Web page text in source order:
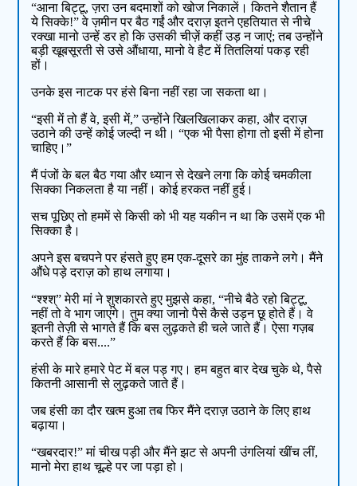
“आना बिट्टू, ज़रा उन बदमाशों को खोज निकालें। कितने शैतान हैं
ये सिक्के!” वे ज़मीन पर बैठ गईं और दराज़ इतने एहतियात से नीचे
रक्खा मानो उन्हें डर हो कि उसकी चीज़ें कहीं उड़ न जाएं; तब उन्होंने
बड़ी खूबसूरती से उसे औंधाया, मानो वे हैट में तितलियां पकड़ रही
हों।
उनके इस नाटक पर हंसे बिना नहीं रहा जा सकता था।
“इसी में तो हैं वे, इसी में,” उन्होंने खिलखिलाकर कहा, और दराज़
उठाने की उन्हें कोई जल्दी न थी। “एक भी पैसा होगा तो इसी में होना
चाहिए।”
मैं पंजों के बल बैठ गया और ध्यान से देखने लगा कि कोई चमकीला
सिक्का निकलता है या नहीं। कोई हरकत नहीं हुई।
सच पूछिए तो हममें से किसी को भी यह यकीन न था कि उसमें एक भी
सिक्का है।
अपने इस बचपने पर हंसते हुए हम एक-दूसरे का मुंह ताकने लगे। मैंने
औंधे पड़े दराज़ को हाथ लगाया।
“श्श्श्” मेरी मां ने शुशकारते हुए मुझसे कहा, “नीचे बैठे रहो बिट्टू,
नहीं तो वे भाग जाएंगे। तुम क्या जानो पैसे कैसे उड़न छू होते हैं। वे
इतनी तेज़ी से भागते हैं कि बस लुढ़कते ही चले जाते हैं। ऐसा गज़ब
करते हैं कि बस....”
हंसी के मारे हमारे पेट में बल पड़ गए। हम बहुत बार देख चुके थे, पैसे
कितनी आसानी से लुढ़कते जाते हैं।
जब हंसी का दौर खत्म हुआ तब फिर मैंने दराज़ उठाने के लिए हाथ
बढ़ाया।
“खबरदार!” मां चीख पड़ी और मैंने झट से अपनी उंगलियां खींच लीं,
मानो मेरा हाथ चूल्हे पर जा पड़ा हो।